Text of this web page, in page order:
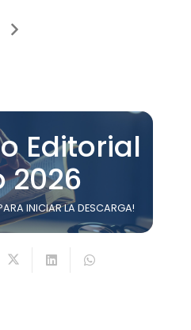
Editorial
2026
INICIAR LA DESCARGA!